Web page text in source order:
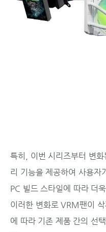
특히, 이번 시리즈부터 변
리 기능을 제공하여 사용자
PC 빌드 스타일에 따라 더
이러한 변화로 VRM팬이
에 따라 기존 제품 간의 선